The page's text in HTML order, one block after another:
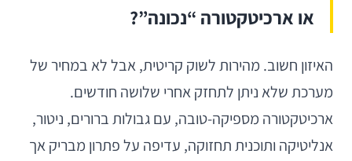
או ארכיטקטורה “נכונה”?
האיזון חשוב. מהירות לשוק קריטית, אבל לא במחיר של
מערכת שלא ניתן לתחזק אחרי שלושה חודשים.
ארכיטקטורה מספיקה-טובה, עם גבולות ברורים, ניטור,
אנליטיקה ותוכנית תחזוקה, עדיפה על פתרון מבריק אך